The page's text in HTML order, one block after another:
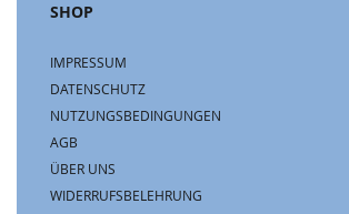
SHOP
IMPRESSUM
DATENSCHUTZ
NUTZUNGSBEDINGUNGEN
AGB
ÜBER UNS
WIDERRUFSBELEHRUNG